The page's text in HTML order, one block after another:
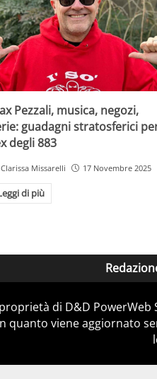
Pezzali, musica, negozi,
guadagni stratosferici
degli 883
Clarissa Missarelli 17 Novembre 2025
di più
di D&D PowerWeb
quanto viene aggiornato